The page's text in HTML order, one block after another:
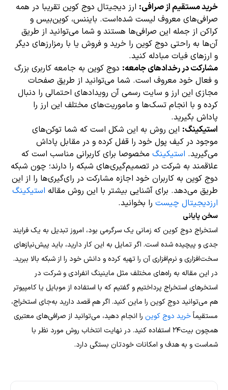
خرید مستقیم از صرافی:ارز دیجیتال دوج کوین تقریبا در همه
صرافی‌های معروف لیست شده‌است. بایننس، کوین‌بیس و
کراکن از جمله این صرافی‌ها هستند و شما می‌توانید از طریق
آن‌ها به راحتی دوج کوین را خرید و فروش یا با رمزارزهای دیگر
و ارزهای فیات مبادله کنید.
مشارکت در رخدادهای جامعه:دوج کوین به جامعه کاربری بزرگ
و فعال خود معروف است. شما می‌توانید از طریق صفحات
مجازی این ارز و سایت رسمی آن رویدادهای احتمالی را دنبال
کرده و با انجام تسک‌ها و ماموریت‌های مختلف این ارز را
پاداش بگیرید.
استیکینگ:این روش به این شکل است که شما توکن‌های
موجود در کیف پول خود را قفل کرده و در مقابل پاداش
می‌گیرید.استیکینگمخصوصا برای کاربرانی مناسب است که
علاقمند به شرکت در تصمیم‌گیری‌های شبکه را دارند؛ چون شبکه
دوج کوین به کاربران خود اجازه مشارکت در رای‌گیری‌ها را از این
طریق می‌دهد. برای آشنایی بیشتر با این روش مقالهاستیکینگ
ارزدیجیتال چیسترا بخوانید.
سخن پایانی
استخراج دوج کوین که زمانی یک سرگرمی بود، امروز تبدیل به یک فرایند
جدی و پیچیده شده است. اگر تمایل به این کار دارید، باید پیش‌نیاز‌های
سخت‌افزاری و نرم‌افزاری آن را تهیه کرده و دانش خود را از شبکه بالا ببرید.
در این مقاله به راه‌های مختلف مثل ماینینگ انفرادی و شرکت در
استخرهای استخراج پرداختیم و گفتیم که با استفاده از موبایل یا کامپیوتر
هم می‌توانید دوج کوین را ماین کنید.اگر هم قصد دارید به‌جای استخراج،
مستقیماًخرید دوج کوینرا انجام دهید، می‌توانید از صرافی‌های معتبری
همچون بیت۲۴ استفاده کنید.
در نهایت انتخاب روش مورد نظر با
شماست و به هدف و امکانات خودتان بستگی دارد.